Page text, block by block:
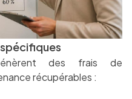
des frais de
récupérables :